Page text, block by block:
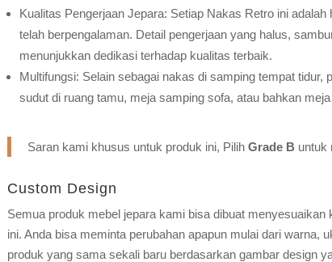
Kualitas Pengerjaan Jepara: Setiap Nakas Retro ini
telah berpengalaman. Detail pengerjaan yang halus,
menunjukkan dedikasi terhadap kualitas terbaik.
Multifungsi: Selain sebagai nakas di samping tempat tidur,
sudut di ruang tamu, meja samping sofa, atau bahkan
Saran kami khusus untuk produk ini, Pilih Grade B untuk
Custom Design
Semua produk mebel jepara kami bisa dibuat
ini. Anda bisa meminta perubahan apapun mulai dari warna,
produk yang sama sekali baru berdasarkan gambar design